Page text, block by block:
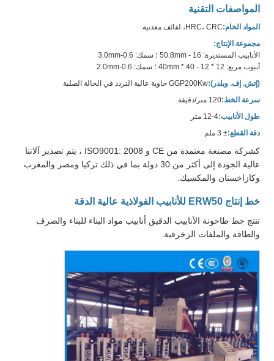
المواصفات التقنية
المواد الخام:HRC، CRC، لفائف معدنية
مجموعة الإنتاج:
الأنابيب المستديرة: 16 - 50.8mm ؛ سمك: 0.6-3.0mm
أنبوب مربع: 12 * 12 - 40 * 40mm ؛ سمك: 0.6-2.0mm
(إتش. إف. ويلدر):GGP200Kw حاوية عالية التردد في الحالة الصلبة
سرعة الخط:120 متر/دقيقة
طول الأنابيب:4-12 متر
دقة القطع:± 3 ملم
كشركة مصنعة معتمدة من CE و ISO9001: 2008 ، يتم تصدير آلاتنا
عالية الجودة إلى أكثر من 30 دولة بما في ذلك تركيا ومصر والمغرب
وكازاخستان والمكسيك.
خط إنتاج ERW50 للأنابيب الفولاذية عالية الدقة
تنتج خط طاحونة الأنابيب الدقيق أنابيب مواد البناء للبناء والصرف
والطاقة والملفات الزخرفية.